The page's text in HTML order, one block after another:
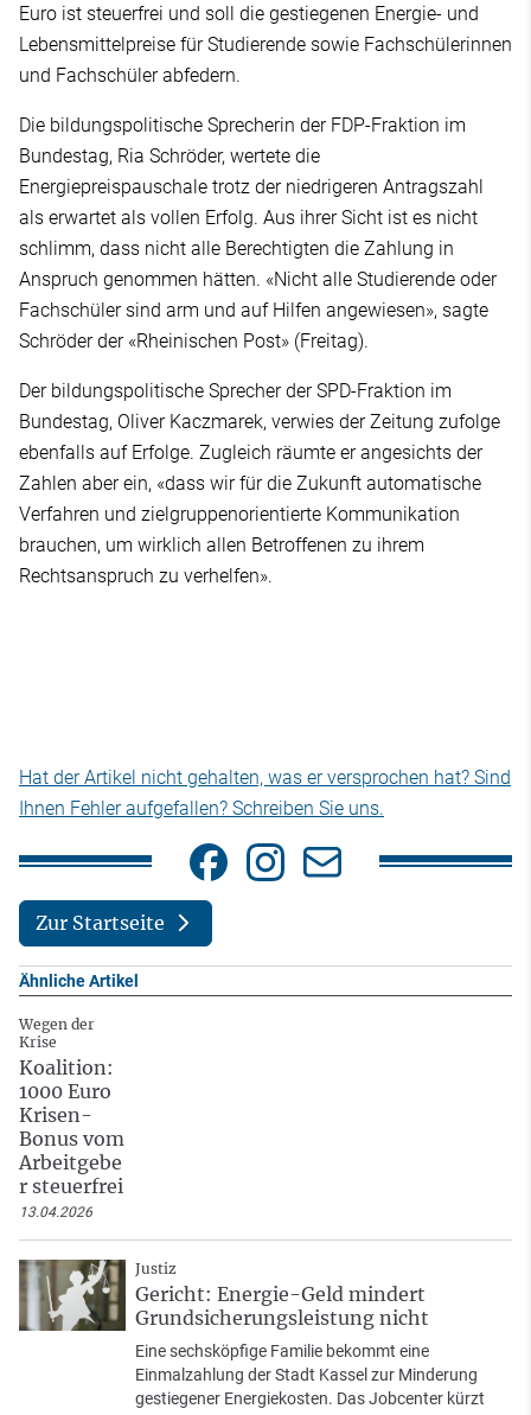
Euro ist steuerfrei und soll die gestiegenen Energie- und
Lebensmittelpreise für Studierende sowie Fachschülerinnen
und Fachschüler abfedern.
Die bildungspolitische Sprecherin der FDP-Fraktion im
Bundestag, Ria Schröder, wertete die
Energiepreispauschale trotz der niedrigeren Antragszahl
als erwartet als vollen Erfolg. Aus ihrer Sicht ist es nicht
schlimm, dass nicht alle Berechtigten die Zahlung in
Anspruch genommen hätten. «Nicht alle Studierende oder
Fachschüler sind arm und auf Hilfen angewiesen», sagte
Schröder der «Rheinischen Post» (Freitag).
Der bildungspolitische Sprecher der SPD-Fraktion im
Bundestag, Oliver Kaczmarek, verwies der Zeitung zufolge
ebenfalls auf Erfolge. Zugleich räumte er angesichts der
Zahlen aber ein, «dass wir für die Zukunft automatische
Verfahren und zielgruppenorientierte Kommunikation
brauchen, um wirklich allen Betroffenen zu ihrem
Rechtsanspruch zu verhelfen».
Hat der Artikel nicht gehalten, was er versprochen hat? Sind
Ihnen Fehler aufgefallen? Schreiben Sie uns.
Zur Startseite
Ähnliche Artikel
Wegen der
Krise
Koalition:
1000 Euro
Krisen-
Bonus vom
Arbeitgebe
r steuerfrei
13.04.2026
Justiz
Gericht: Energie-Geld mindert
Grundsicherungsleistung nicht
Eine sechsköpfige Familie bekommt eine
Einmalzahlung der Stadt Kassel zur Minderung
gestiegener Energiekosten. Das Jobcenter kürzt